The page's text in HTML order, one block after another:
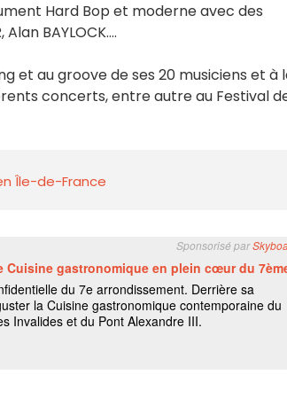
Hard Bop et moderne avec des
Alan BAYLOCK….
et au groove de ses 20 musiciens et à
concerts, entre autre au Festival
Île-de-France